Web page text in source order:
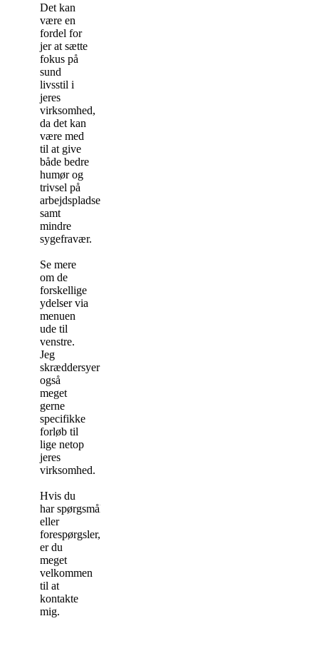
Det kan
være en
fordel for
jer at sætte
fokus på
sund
livsstil i
jeres
virksomhed,
da det kan
være med
til at give
både bedre
humør og
trivsel på
arbejdspladsen
samt
mindre
sygefravær.
Se mere
om de
forskellige
ydelser via
menuen
ude til
venstre.
Jeg
skræddersyer
også
meget
gerne
specifikke
forløb til
lige netop
jeres
virksomhed.
Hvis du
har spørgsmål
eller
forespørgsler,
er du
meget
velkommen
til at
kontakte
mig.